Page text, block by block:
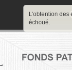
L'obtention des
échoué.